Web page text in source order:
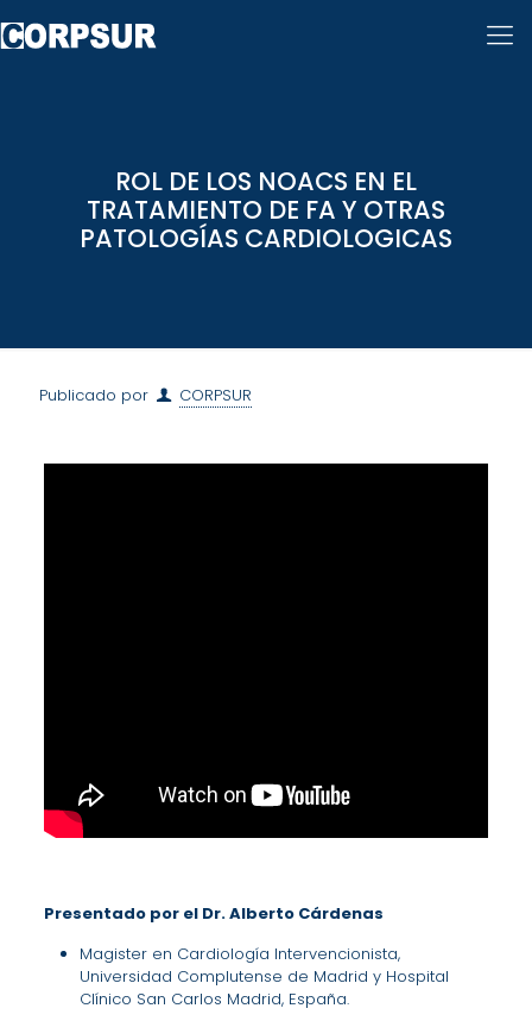
ROL DE LOS NOACS EN EL
TRATAMIENTO DE FA Y OTRAS
PATOLOGÍAS CARDIOLOGICAS
Publicado por CORPSUR
Presentado por el Dr. Alberto Cárdenas
Magister en Cardiología Intervencionista,
Universidad Complutense de Madrid y Hospital
Clínico San Carlos Madrid, España.